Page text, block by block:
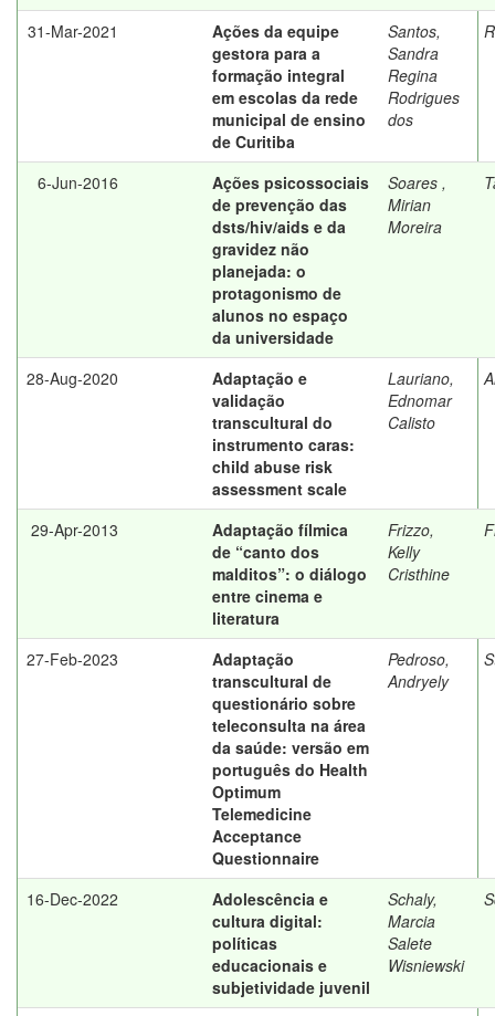
31-Mar-2021
Ações da equipe
gestora para a
formação integral
em escolas da rede
municipal de ensino
de Curitiba
Santos,
Sandra
Regina
Rodrigues
dos
6-Jun-2016
Ações psicossociais
de prevenção das
dsts/hiv/aids e da
gravidez não
planejada: o
protagonismo de
alunos no espaço
da universidade
Soares ,
Mirian
Moreira
28-Aug-2020
Adaptação e
validação
transcultural do
instrumento caras:
child abuse risk
assessment scale
Lauriano,
Ednomar
Calisto
29-Apr-2013
Adaptação fílmica
de “canto dos
malditos”: o diálogo
entre cinema e
literatura
Frizzo,
Kelly
Cristhine
27-Feb-2023
Adaptação
transcultural de
questionário sobre
teleconsulta na área
da saúde: versão em
português do Health
Optimum
Telemedicine
Acceptance
Questionnaire
Pedroso,
Andryely
16-Dec-2022
Adolescência e
cultura digital:
políticas
educacionais e
subjetividade juvenil
Schaly,
Marcia
Salete
Wisniewski